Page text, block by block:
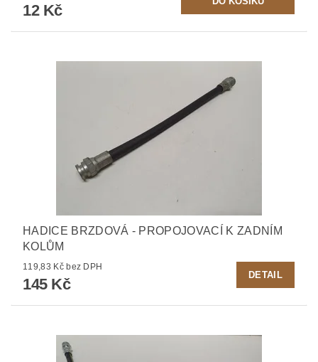
12 Kč
HADICE BRZDOVÁ - PROPOJOVACÍ K ZADNÍM
KOLŮM
119,83 Kč bez DPH
145 Kč
DETAIL